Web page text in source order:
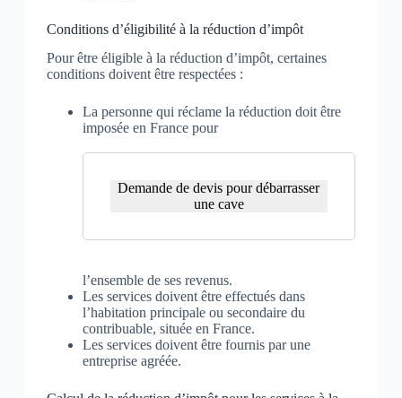
Conditions d’éligibilité à la réduction d’impôt
Pour être éligible à la réduction d’impôt, certaines
conditions doivent être respectées :
La personne qui réclame la réduction doit être
imposée en France pour
Demande de devis pour débarrasser
une cave
l’ensemble de ses revenus.
Les services doivent être effectués dans
l’habitation principale ou secondaire du
contribuable, située en France.
Les services doivent être fournis par une
entreprise agréée.